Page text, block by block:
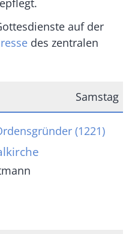
auf der
des zentralen
Samstag
(1221)